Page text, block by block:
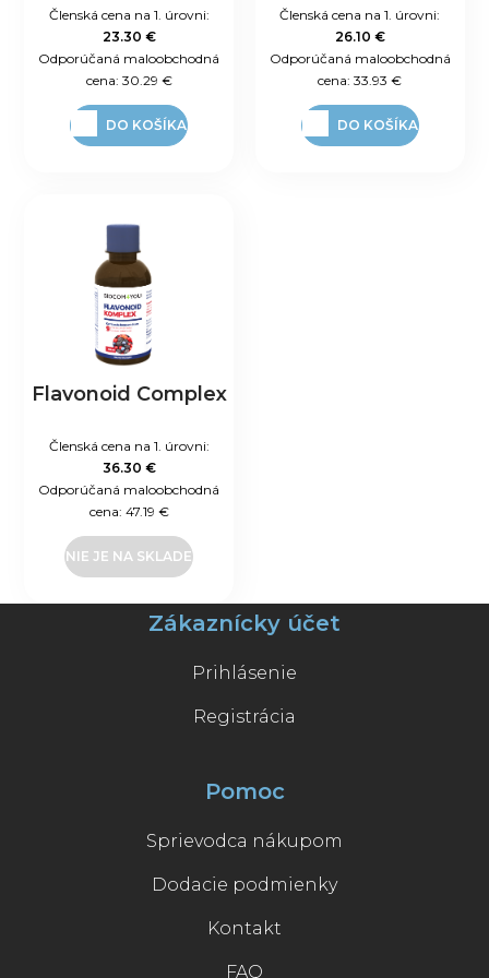
Členská cena na 1. úrovni:
23.30 €
Odporúčaná maloobchodná
cena: 30.29 €
DO KOŠÍKA
Členská cena na 1. úrovni:
26.10 €
Odporúčaná maloobchodná
cena:33.93 €
DO KOŠÍKA
Flavonoid Complex
Členská cena na 1. úrovni:
36.30 €
Odporúčaná maloobchodná
cena: 47.19 €
NIE JE NA SKLADE
Zákaznícky účet
Prihlásenie
Registrácia
Pomoc
Sprievodca nákupom
Dodacie podmienky
Kontakt
FAQ